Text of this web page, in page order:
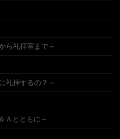
ら礼拝室まで～
礼拝するの？～
Ａとともに～